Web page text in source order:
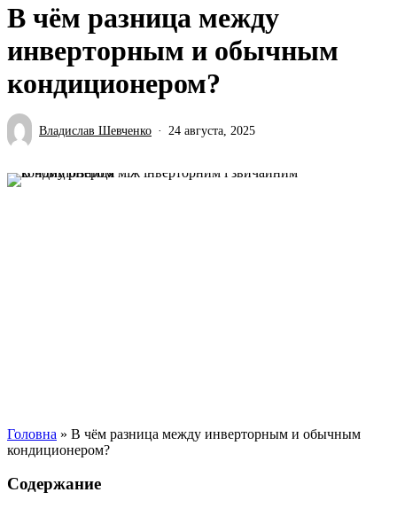
В чём разница между
инверторным и обычным
кондиционером?
Владислав Шевченко 24 августа, 2025
Головна » В чём разница между инверторным и обычным
кондиционером?
Содержание